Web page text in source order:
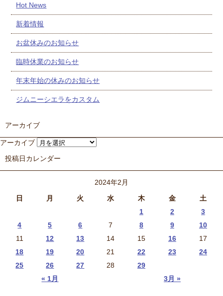
Hot News
新着情報
お盆休みのお知らせ
臨時休業のお知らせ
年末年始の休みのお知らせ
ジムニーシエラをカスタム
アーカイブ
アーカイブ
投稿日カレンダー
2024年2月
日
月 火 水 木 金 土
« 1月 3月 »
1 2
3
4
5 6 7 8 9
10
11
12 13 14 15 16
17
18
19 20 21 22 23
24
25
26 27 28 29